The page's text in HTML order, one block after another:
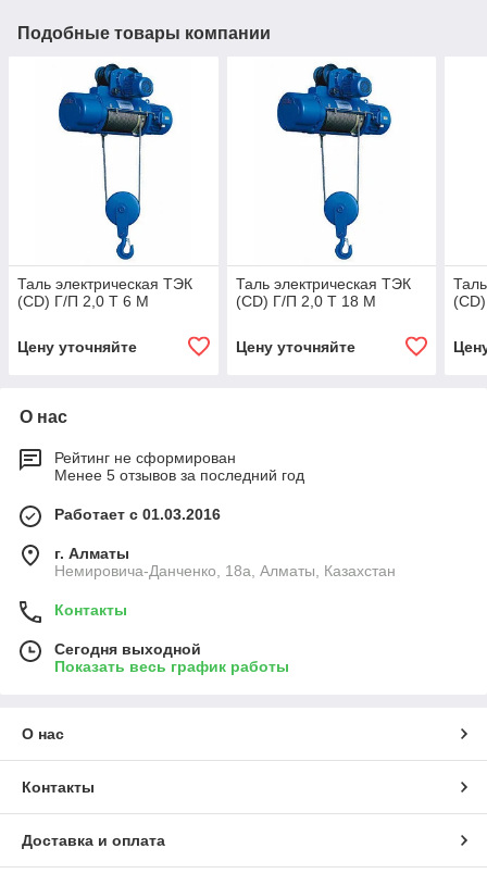
Подобные товары компании
Таль электрическая ТЭК
(CD) Г/П 2,0 Т 6 М
Цену уточняйте
Таль электрическая ТЭК
(CD) Г/П 2,0 Т 18 М
Цену уточняйте
О нас
Рейтинг не сформирован
Менее 5 отзывов за последний год
Работает с 01.03.2016
г. Алматы
Немировича-Данченко, 18а, Алматы, Казахстан
Контакты
Сегодня выходной
Показать весь график работы
О нас
Контакты
Доставка и оплата